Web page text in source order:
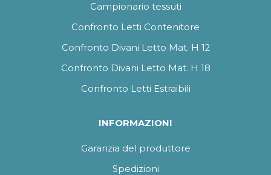
Campionario tessuti
Confronto Letti Contenitore
Confronto Divani Letto Mat. H 12
Confronto Divani Letto Mat. H 18
Confronto Letti Estraibili
INFORMAZIONI
Garanzia del produttore
Spedizioni